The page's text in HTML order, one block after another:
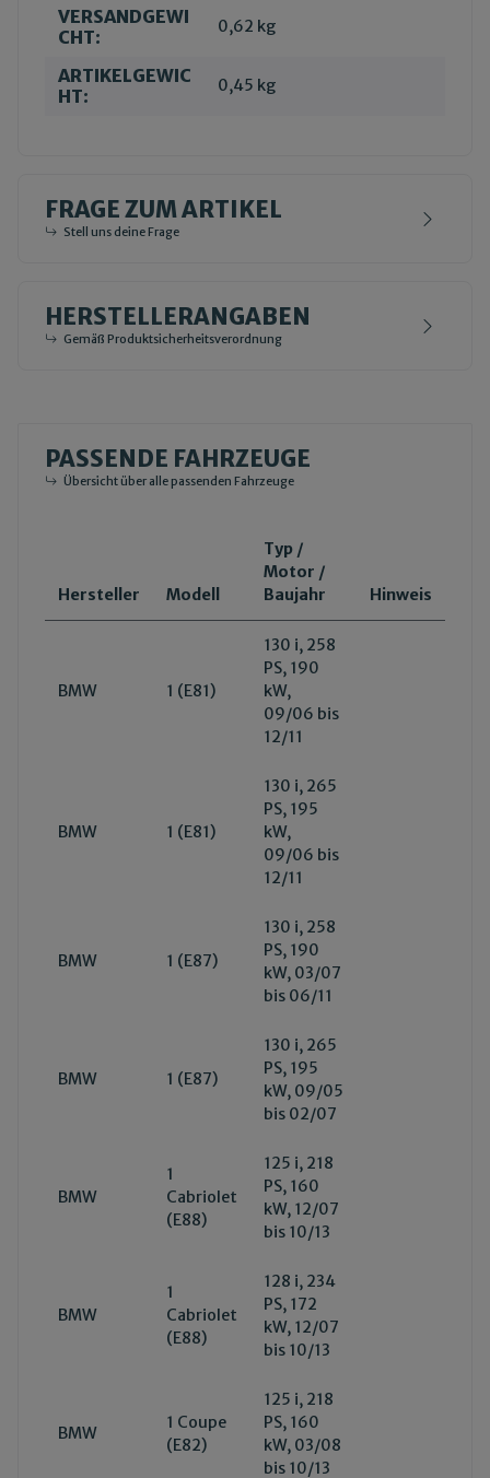
VERSANDGEWI
CHT:
0,62 kg
ARTIKELGEWIC
HT:
0,45 kg
FRAGE ZUM ARTIKEL
Stell uns deine Frage
HERSTELLERANGABEN
Gemäß Produktsicherheitsverordnung
PASSENDE FAHRZEUGE
Übersicht über alle passenden Fahrzeuge
Hersteller Modell
Typ /
Motor /
Baujahr
Hinweis
BMW 1 (E81)
130 i, 258
PS, 190
kW,
09/06 bis
12/11
BMW 1 (E81)
130 i, 265
PS, 195
kW,
09/06 bis
12/11
BMW 1 (E87)
130 i, 258
PS, 190
kW, 03/07
bis 06/11
BMW 1 (E87)
130 i, 265
PS, 195
kW, 09/05
bis 02/07
BMW
1
Cabriolet
(E88)
125 i, 218
PS, 160
kW, 12/07
bis 10/13
BMW
1
Cabriolet
(E88)
128 i, 234
PS, 172
kW, 12/07
bis 10/13
BMW
1 Coupe
(E82)
125 i, 218
PS, 160
kW, 03/08
bis 10/13